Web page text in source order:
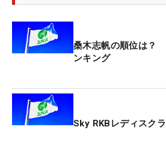
桑木志帆の順位は？
ンキング
Sky RKBレディスク